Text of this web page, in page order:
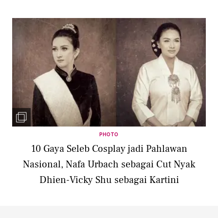
PHOTO
10 Gaya Seleb Cosplay jadi Pahlawan
Nasional, Nafa Urbach sebagai Cut Nyak
Dhien-Vicky Shu sebagai Kartini